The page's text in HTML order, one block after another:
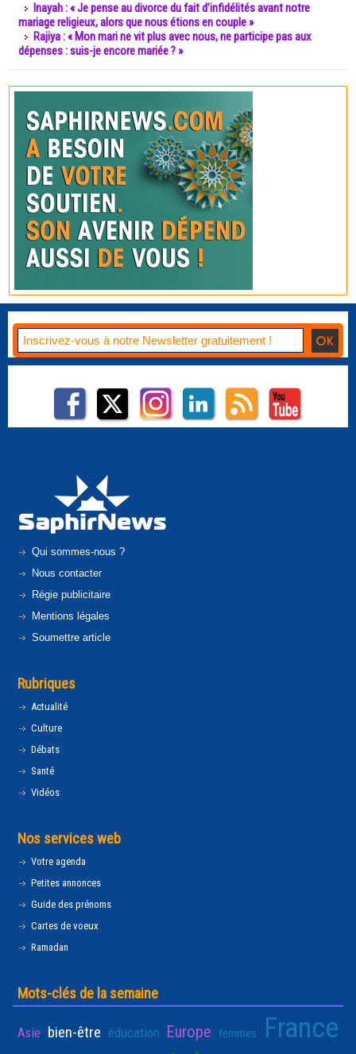
Inayah : « Je pense au divorce du fait d’infidélités avant notre
mariage religieux, alors que nous étions en couple »
Rajiya : « Mon mari ne vit plus avec nous, ne participe pas aux
dépenses : suis-je encore mariée ? »
Qui sommes-nous ?
Nous contacter
Régie publicitaire
Mentions légales
Soumettre article
Rubriques
Actualité
Culture
Débats
Santé
Vidéos
Nos services web
Votre agenda
Petites annonces
Guide des prénoms
Cartes de voeux
Ramadan
Mots-clés de la semaine
Asie bien-être éducation Europe femmes France